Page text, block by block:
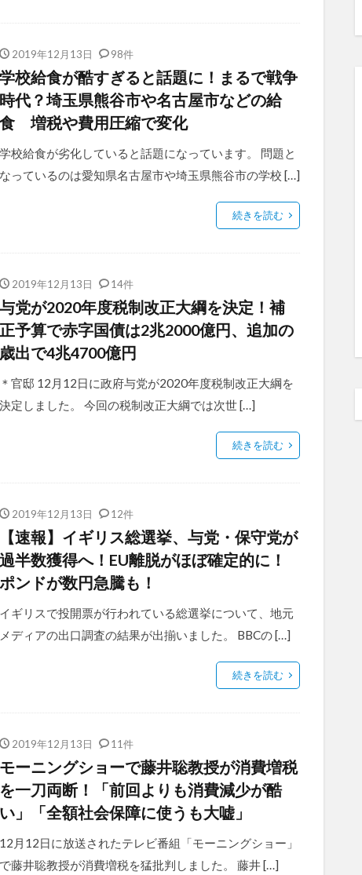
2019年12月13日 98件
学校給食が酷すぎると話題に！まるで戦争
時代？埼玉県熊谷市や名古屋市などの給
食 増税や費用圧縮で変化
学校給食が劣化していると話題になっています。 問題と
なっているのは愛知県名古屋市や埼玉県熊谷市の学校 […]
続きを読む
2019年12月13日 14件
与党が2020年度税制改正大綱を決定！補
正予算で赤字国債は2兆2000億円、追加の
歳出で4兆4700億円
＊官邸 12月12日に政府与党が2020年度税制改正大綱を
決定しました。 今回の税制改正大綱では次世 […]
続きを読む
2019年12月13日 12件
【速報】イギリス総選挙、与党・保守党が
過半数獲得へ！EU離脱がほぼ確定的に！
ポンドが数円急騰も！
イギリスで投開票が行われている総選挙について、地元
メディアの出口調査の結果が出揃いました。 BBCの […]
続きを読む
2019年12月13日 11件
モーニングショーで藤井聡教授が消費増税
を一刀両断！「前回よりも消費減少が酷
い」「全額社会保障に使うも大嘘」
12月12日に放送されたテレビ番組「モーニングショー」
で藤井聡教授が消費増税を猛批判しました。 藤井 […]